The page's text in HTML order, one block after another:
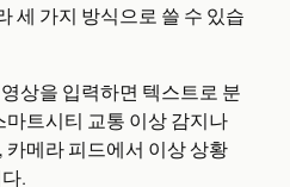
세 가지 방식으로 쓸 수 있습
상을 입력하면 텍스트로 분
트시티 교통 이상 감지나
메라 피드에서 이상 상황
.